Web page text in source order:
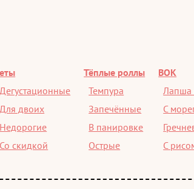
Тёплые роллы ВОК
Дегустационные Темпура Лапша
Для двоих Запечённые С
Недорогие В панировке
Со скидкой Острые С